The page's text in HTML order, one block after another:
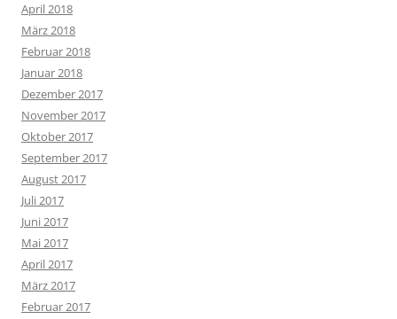
April 2018
März 2018
Februar 2018
Januar 2018
Dezember 2017
November 2017
Oktober 2017
September 2017
August 2017
Juli 2017
Juni 2017
Mai 2017
April 2017
März 2017
Februar 2017